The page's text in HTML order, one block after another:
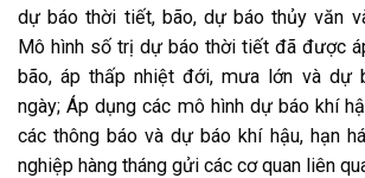
dự báo thời tiết, bão, dự báo thủy văn
Mô hình số trị dự báo thời tiết đã được
bão, áp thấp nhiệt đới, mưa lớn và dự
ngày; Áp dụng các mô hình dự báo khí
các thông báo và dự báo khí hậu, hạn
nghiệp hàng tháng gửi các cơ quan liên